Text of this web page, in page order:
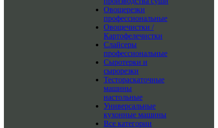
Овощерезки
профессиональные
Овощечистки /
Картофелечистки
Слайсеры
профессиональные
Сыротерки и
сырорезки
Тестораскаточные
машины
настольные
Универсальные
кухонные машины
Все категории